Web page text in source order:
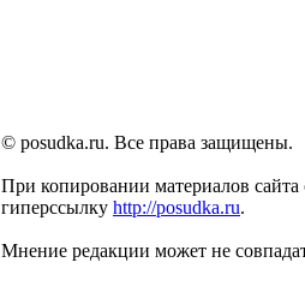
© posudka.ru. Все права защищены.
При копировании материалов сайта
гиперссылку http://posudka.ru.
Мнение редакции может не